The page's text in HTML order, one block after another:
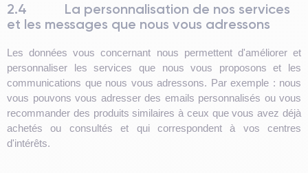
2.4
La personnalisation de nos services
et les messages que nous vous adressons
Les données vous concernant nous permettent d'améliorer et
personnaliser les services que nous vous proposons et les
communications que nous vous adressons. Par exemple : nous
vous pouvons vous adresser des emails personnalisés ou vous
recommander des produits similaires à ceux que vous avez déjà
achetés ou consultés et qui correspondent à vos centres
d'intérêts.